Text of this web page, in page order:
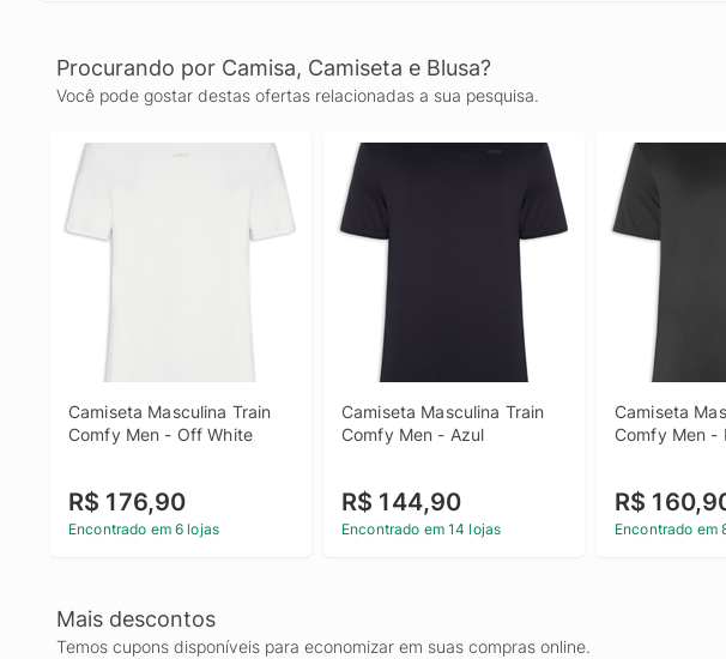
Procurando por Camisa, Camiseta e Blusa?
Você pode gostar destas ofertas relacionadas a sua pesquisa.
Camiseta Masculina Train
Comfy Men - Off White
R$ 176,90
Encontrado em 6 lojas
Camiseta Masculina Train
Comfy Men - Azul
R$ 144,90
Encontrado em 14 lojas
Camiseta
Comfy Men -
R$
Encontrado em
Mais descontos
Temos cupons disponíveis para economizar em suas compras online.